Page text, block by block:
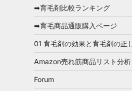
➡育毛剤比較ランキング
➡育毛商品通販購入ページ
01 育毛剤の効果と育毛剤の正
Amazon売れ筋商品リスト分析
Forum